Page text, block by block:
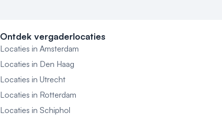
Ontdek vergaderlocaties
Locaties in Amsterdam
Locaties in Den Haag
Locaties in Utrecht
Locaties in Rotterdam
Locaties in Schiphol